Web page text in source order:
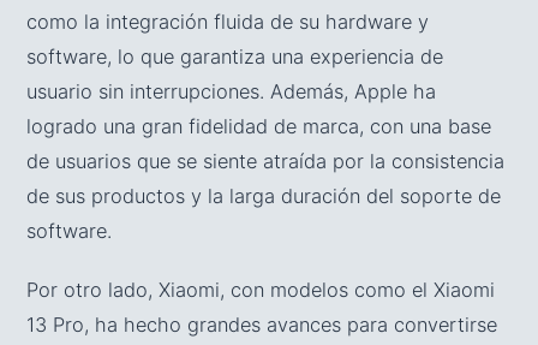
como la integración fluida de su hardware y
software, lo que garantiza una experiencia de
usuario sin interrupciones. Además, Apple ha
logrado una gran fidelidad de marca, con una base
de usuarios que se siente atraída por la consistencia
de sus productos y la larga duración del soporte de
software.
Por otro lado, Xiaomi, con modelos como el Xiaomi
13 Pro, ha hecho grandes avances para convertirse